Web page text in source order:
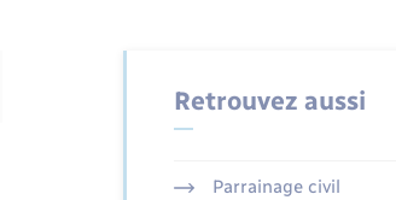
Retrouvez aussi
Parrainage civil